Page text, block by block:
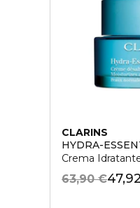
CLARINS
HYDRA-
Crema
63,90 €